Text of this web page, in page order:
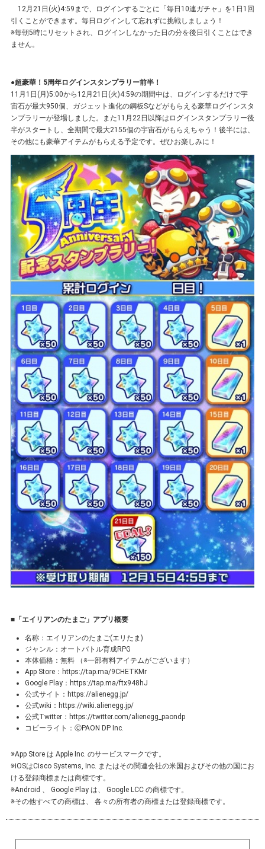
12月21日(火)4:59まで、ログインするごとに「毎日10連ガチャ」を1日1回
引くことができます。毎日ログインして忘れずに挑戦しましょう！
※毎朝5時にリセットされ、ログインしなかった日の分を後日引くことはでき
ません。
●超豪華！5周年ログインスタンプラリー前半！
11月1日(月)5:00から12月21日(火)4:59の期間中は、ログインするだけで宇
宙石が最大950個、ガジェット進化の鋼板Sなどがもらえる豪華ログインスタ
ンプラリーが登場しました。また11月22日以降はログインスタンプラリー後
半がスタートし、全期間で最大2155個の宇宙石がもらえちゃう！後半には、
その他にも豪華アイテムがもらえる予定です。ぜひお楽しみに！
■「エイリアンのたまご」アプリ概要
名称：エイリアンのたまご(エリたま)
ジャンル：オートバトル育成RPG
本体価格：無料 （※一部有料アイテムがございます）
App Store： https://tap.ma/9CHETKMr
Google Play： https://tap.ma/ftx948hJ
公式サイト： https://alienegg.jp/
公式wiki： https://wiki.alienegg.jp/
公式Twitter： https://twitter.com/alienegg_paondp
コピーライト：ⒸPAON DP Inc.
※App Store は Apple Inc. のサービスマークです。
※iOSはCisco Systems, Inc. またはその関連会社の米国およびその他の国にお
ける登録商標または商標です。
※Android 、 Google Play は、 Google LCC の商標です。
※その他すべての商標は、 各々の所有者の商標または登録商標です。